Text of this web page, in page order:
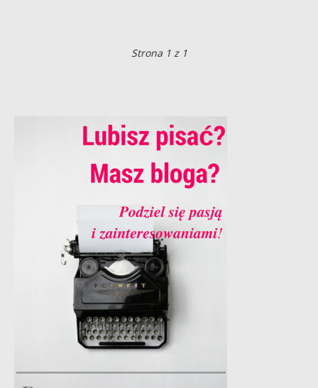
Strona 1 z 1